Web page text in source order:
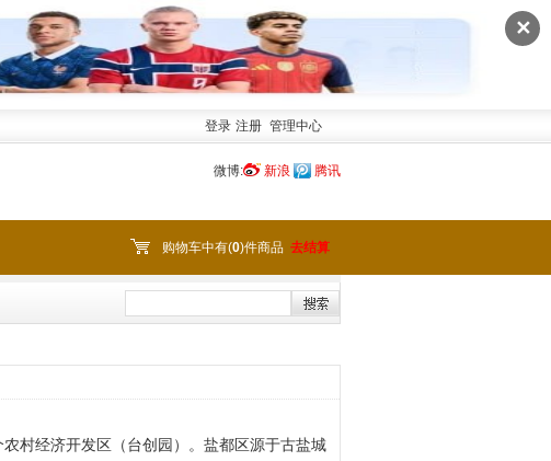
✕
登录 注册 管理中心
微博: 新浪 腾讯
购物车中有(0)件商品 去结算
村经济开发区（台创园）。盐都区源于古盐城